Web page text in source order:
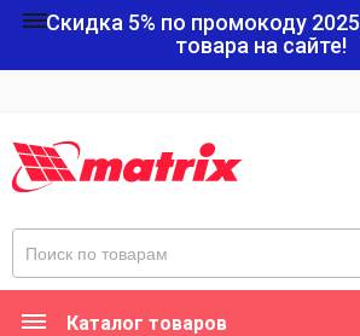
Скидка 5% по промокоду 2025
товара на сайте!
Каталог товаров